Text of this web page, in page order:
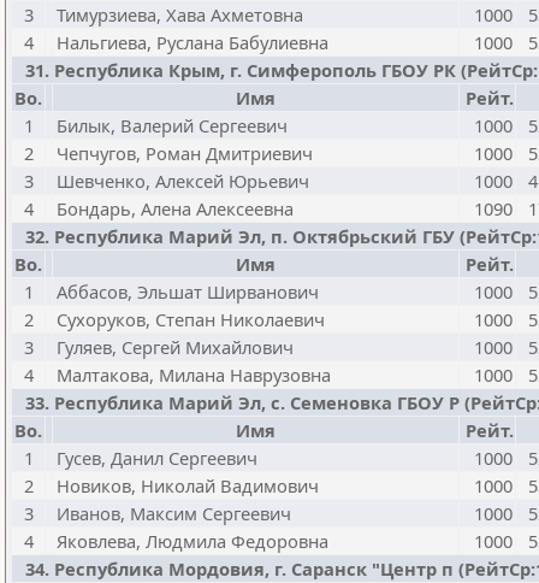
3
Тимурзиева, Хава Ахметовна 1000
4
Нальгиева, Руслана Бабулиевна 1000
31. Республика Крым, г. Симферополь ГБОУ РК
Bo.
Имя
Рейт.
1
Билык, Валерий Сергеевич 1000
2
Чепчугов, Роман Дмитриевич 1000
3
Шевченко, Алексей Юрьевич 1000
4
Бондарь, Алена Алексеевна 1090
32. Республика Марий Эл, п. Октябрьский ГБУ
Bo.
Имя
Рейт.
1
Аббасов, Эльшат Ширванович 1000
2
Сухоруков, Степан Николаевич 1000
3
Гуляев, Сергей Михайлович 1000
4
Малтакова, Милана Наврузовна 1000
33. Республика Марий Эл, с. Семеновка ГБОУ Р
Bo.
Имя
Рейт.
1
Гусев, Данил Сергеевич 1000
2
Новиков, Николай Вадимович 1000
3
Иванов, Максим Сергеевич 1000
4
Яковлева, Людмила Федоровна 1000
34. Республика Мордовия, г. Саранск "Центр п